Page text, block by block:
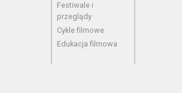
Festiwale i
przeglądy
Cykle filmowe
Edukacja filmowa